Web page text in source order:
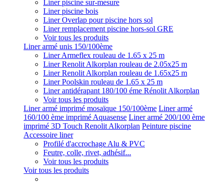
Liner piscine sur-mesure
Liner piscine bois
Liner Overlap pour piscine hors sol
Liner remplacement piscine hors-sol GRE
Voir tous les produits
Liner armé unis 150/100ème
Liner Armeflex rouleau de 1.65 x 25 m
Liner Renolit Alkorplan rouleau de 2.05x25 m
Liner Renolit Alkorplan rouleau de 1.65x25 m
Liner Poolskin rouleau de 1.65 x 25 m
Liner antidérapant 180/100 éme Rénolit Alkorplan
Voir tous les produits
Liner armé imprimé mosaïque 150/100ème Liner armé
160/100 ème imprimé Aquasense Liner armé 200/100 ème
imprimé 3D Touch Renolit Alkorplan Peinture piscine
Accessoire liner
Profilé d'accrochage Alu & PVC
Feutre, colle, rivet, adhésif...
Voir tous les produits
Voir tous les produits